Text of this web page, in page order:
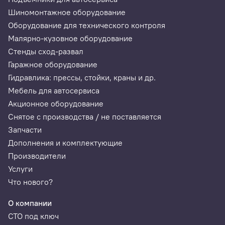
Автоматическая проверка калибровки
схождения
Измерение смещения задней оси
относительно геометрической линии
Датчики серии Hunter DSP700 (как DSP706 так и
DSP708) поддерживают также и трехточечную
компенсацию биения подъемом оси, поэтому для
использования может потребоваться траверса или
канавный домкрат
Технические требования
Для нормального использования данного стенда
требуется платформенный (четырехстоечный,
подъемник под "сход-развал", то есть платформы
подъемника должны иметь задние разгрузочные
Шиномонтажное оборудование
Оборудование для технического контроля
Малярно-кузовное оборудование
Стенды сход-развал
Гаражное оборудование
Гидравлика: прессы, стойки, краны и др.
Мебель для автосервиса
Акционное оборудование
Снятое с производства / не поставляется
Запчасти
Дополнения и комплектующие
Производители
Услуги
Что нового?
О компании
СТО под ключ